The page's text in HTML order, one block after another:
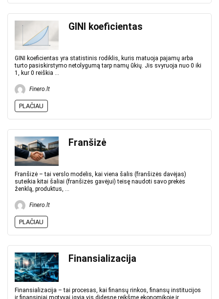
GINI koeficientas
GINI koeficientas yra statistinis rodiklis, kuris matuoja pajamų arba
turto pasiskirstymo netolygumą tarp namų ūkių. Jis svyruoja nuo 0 iki
1, kur 0 reiškia ...
Finero.lt
PLAČIAU
Franšizė
Franšizė – tai verslo modelis, kai viena šalis (franšizės davėjas)
suteikia kitai šaliai (franšizės gavėjui) teisę naudoti savo prekės
ženklą, produktus, ...
Finero.lt
PLAČIAU
Finansializacija
Finansializacija – tai procesas, kai finansų rinkos, finansų institucijos
ir finansiniai motyvai įgyja vis didesnę reikšmę ekonomikoje ir